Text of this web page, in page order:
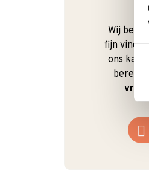
Wij
fijn vindt
ons kan